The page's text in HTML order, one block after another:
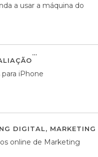
a usar a máquina do
iPhone
DIGITAL,
online de Marketing